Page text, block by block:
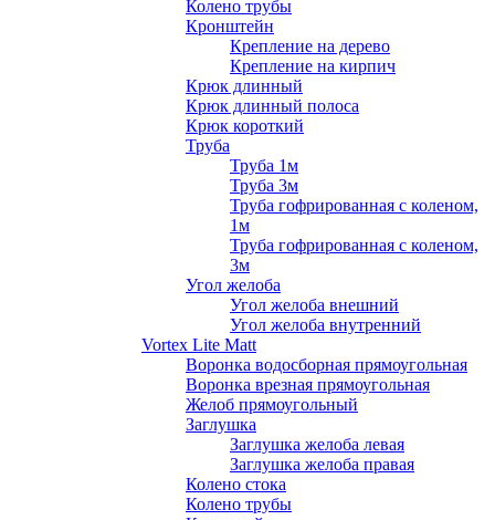
Колено трубы
Кронштейн
Крепление на дерево
Крепление на кирпич
Крюк длинный
Крюк длинный полоса
Крюк короткий
Труба
Труба 1м
Труба 3м
Труба гофрированная с коленом,
1м
Труба гофрированная с коленом,
3м
Угол желоба
Угол желоба внешний
Угол желоба внутренний
Vortex Lite Matt
Воронка водосборная прямоугольная
Воронка врезная прямоугольная
Желоб прямоугольный
Заглушка
Заглушка желоба левая
Заглушка желоба правая
Колено стока
Колено трубы